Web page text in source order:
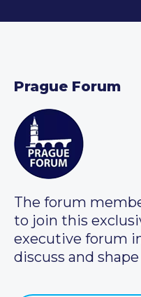
Prague Forum
The forum
to join this
executive forum
discuss and